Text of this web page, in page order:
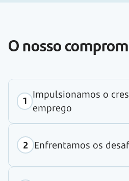
O nosso
Impulsionamos o
emprego
Enfrentamos os